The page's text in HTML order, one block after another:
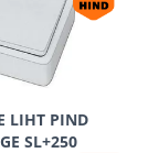
LIHT PIND
SL+250